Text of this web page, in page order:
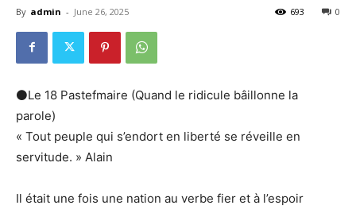
By admin - June 26, 2025 0
693
⚫Le 18 Pastefmaire (Quand le ridicule bâillonne la
parole)
« Tout peuple qui s’endort en liberté se réveille en
servitude. » Alain
Il était une fois une nation au verbe fier et à l’espoir